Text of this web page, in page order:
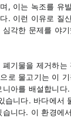
, 이는 녹조를 유
. 이런 이유로 질
각한 문제를 야
기물을 제거하는
로 물고기는 이
아를 배설합니다
습니다. 바다에서
니다. 이 환경에